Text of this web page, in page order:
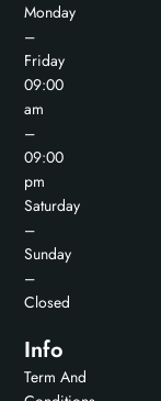
Monday
–
Friday
09:00
am
–
09:00
pm
Saturday
–
Sunday
–
Closed
Info
Term And